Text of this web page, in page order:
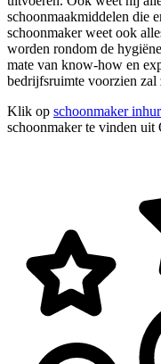
schoonmaakmiddelen die
schoonmaker weet ook
worden rondom de
mate van know-how en
bedrijfsruimte voorzien zal
Klik op schoonmaker
schoonmaker te vinden